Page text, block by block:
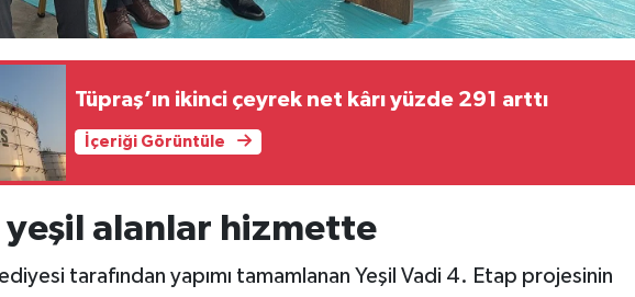
Tüpraş’ın ikinci çeyrek net kârı yüzde 291 arttı
İçeriği Görüntüle
yeşil alanlar hizmette
tarafından yapımı tamamlanan Yeşil Vadi 4. Etap projesinin